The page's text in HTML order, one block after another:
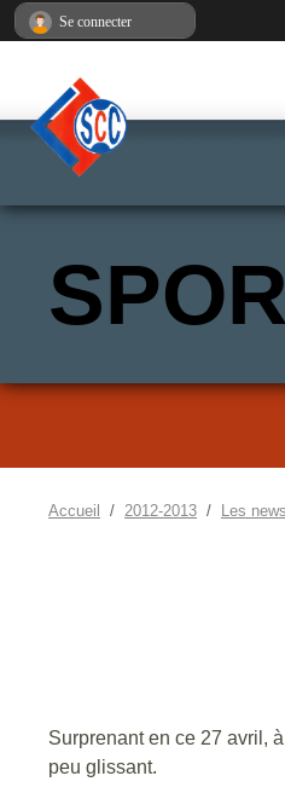
Accueil 2012-2013 Les news
Surprenant en ce 27 avril,
peu glissant.
Se connecter
Panneau de gestion des cookies